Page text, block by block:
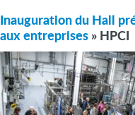
Inauguration du Hall
aux entreprises » HPCI